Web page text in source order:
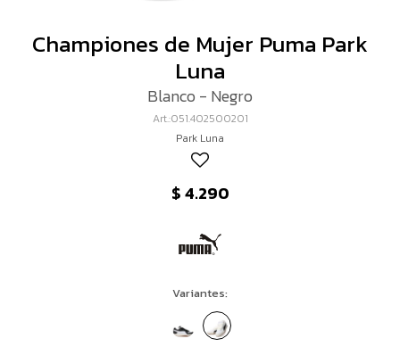
Championes de Mujer Puma Park
Luna
Blanco - Negro
051.402500201
Park Luna
$4.290
Variantes: